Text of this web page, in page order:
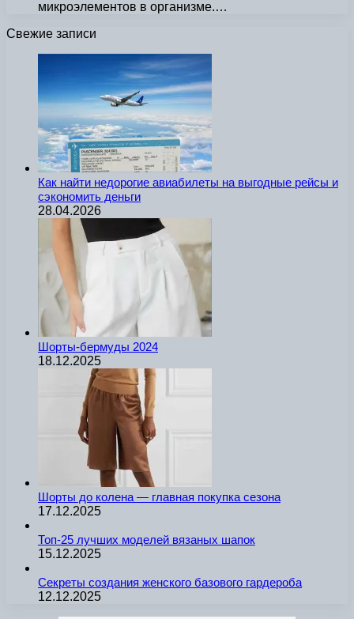
микроэлементов в организме.…
Свежие записи
Как найти недорогие авиабилеты на выгодные рейсы и
сэкономить деньги
28.04.2026
Шорты-бермуды 2024
18.12.2025
Шорты до колена — главная покупка сезона
17.12.2025
Топ-25 лучших моделей вязаных шапок
15.12.2025
Секреты создания женского базового гардероба
12.12.2025